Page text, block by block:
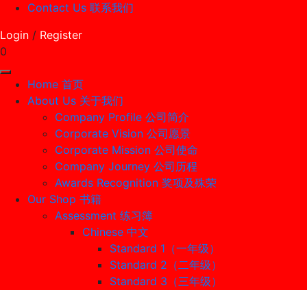
Contact Us 联系我们
Login / Register
0
Home 首页
About Us 关于我们
Company Profile 公司简介
Corporate Vision 公司愿景
Corporate Mission 公司使命
Company Journey 公司历程
Awards Recognition 奖项及殊荣
Our Shop 书籍
Assessment 练习簿
Chinese 中文
Standard 1（一年级）
Standard 2（二年级）
Standard 3（三年级）